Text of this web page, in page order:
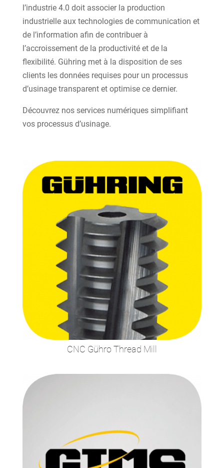
l’industrie 4.0 doit associer la production
industrielle aux technologies de communication et
de l’information afin de contribuer à
l’accroissement de la productivité et de la
flexibilité. Gühring met à la disposition de ses
clients les données requises pour un processus
d’usinage transparent et optimise ce dernier.
Découvrez nos services numériques simplifiant
vos processus d’usinage.
CNC Gühro Thread Mill